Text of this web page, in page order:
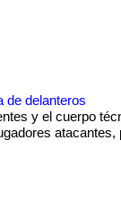
de delanteros
y el cuerpo
atacantes,